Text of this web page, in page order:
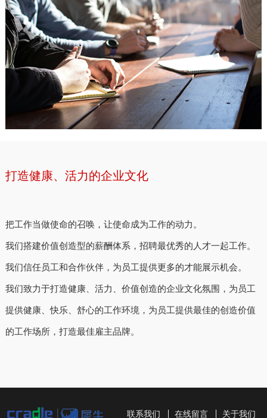
打造健康、活力的企业文化
把工作当做使命的召唤，让使命成为工作的动力。
我们搭建价值创造型的薪酬体系，招聘最优秀的人才一起工作。
我们信任员工和合作伙伴，为员工提供更多的才能展示机会。
我们致力于打造健康、活力、价值创造的企业文化氛围，为员工
提供健康、快乐、舒心的工作环境，为员工提供最佳的创造价值
的工作场所，打造最佳雇主品牌。
联系我们 在线留言 关于我们